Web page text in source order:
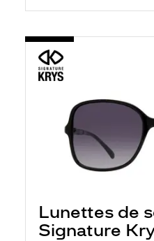
Lunettes de
Signature